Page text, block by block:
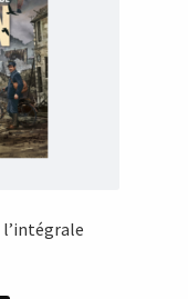
l’intégrale